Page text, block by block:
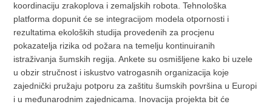
koordinaciju zrakoplova i zemaljskih robota. Tehnološka
platforma dopunit će se integracijom modela otpornosti i
rezultatima ekoloških studija provedenih za procjenu
pokazatelja rizika od požara na temelju kontinuiranih
istraživanja šumskih regija. Ankete su osmišljene kako bi uzele
u obzir stručnost i iskustvo vatrogasnih organizacija koje
zajednički pružaju potporu za zaštitu šumskih površina u Europi
i u međunarodnim zajednicama. Inovacija projekta bit će